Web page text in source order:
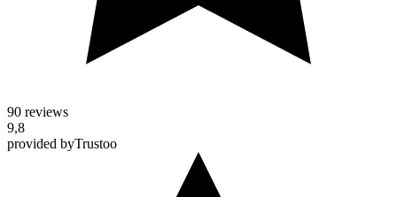
90 reviews
9,8
provided byTrustoo